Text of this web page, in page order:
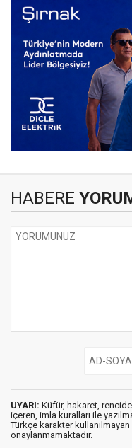
HABERE
UYARI: Küfür, hakaret,
içeren, imla kuralları ile
Türkçe karakter
onaylanmamaktadır.